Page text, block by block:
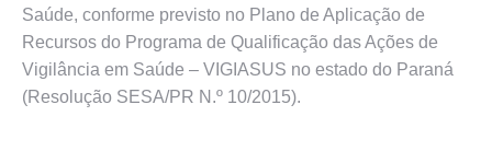
Saúde, conforme previsto no Plano de Aplicação de
Recursos do Programa de Qualificação das Ações de
Vigilância em Saúde – VIGIASUS no estado do Paraná
(Resolução SESA/PR N.º 10/2015).